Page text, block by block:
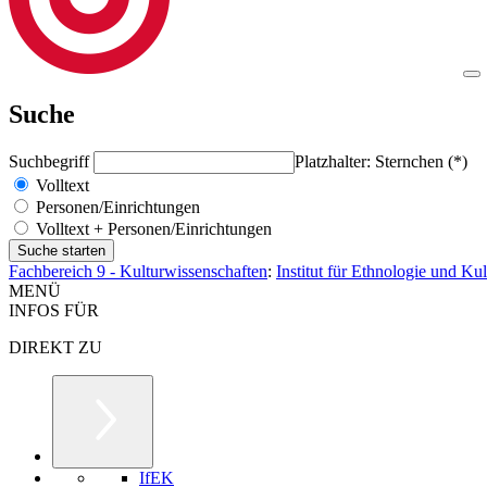
Suche
Suchbegriff
Platzhalter: Sternchen (*)
Volltext
Personen/Einrichtungen
Volltext + Personen/Einrichtungen
Fachbereich 9 - Kulturwissenschaften: Institut für Ethnologie und
MENÜ
INFOS FÜR
DIREKT ZU
IfEK